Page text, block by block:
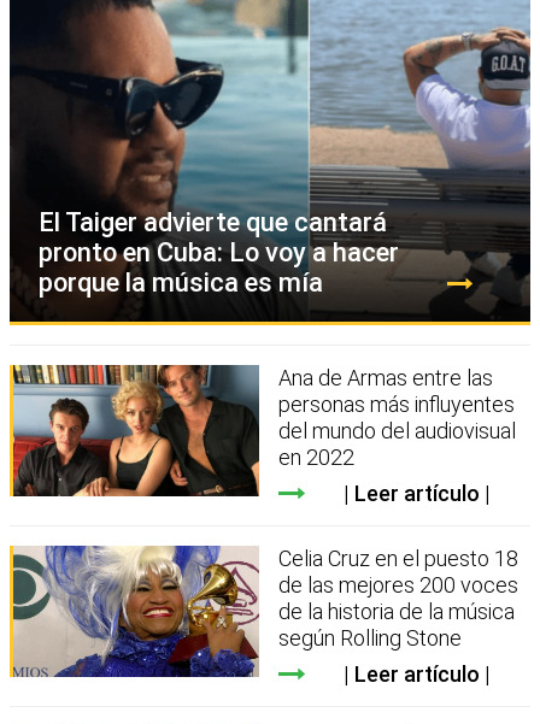
El Taiger advierte que cantará
pronto en Cuba: Lo voy a hacer
porque la música es mía
Ana de Armas entre las
personas más influyentes
del mundo del audiovisual
en 2022
Leer artículo
Celia Cruz en el puesto 18
de las mejores 200 voces
de la historia de la música
según Rolling Stone
Leer artículo